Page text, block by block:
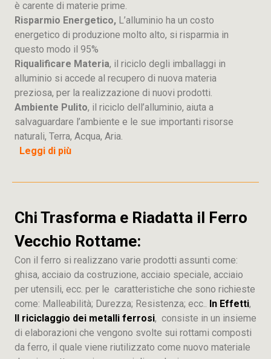
è carente di materie prime.
Risparmio Energetico, L’alluminio ha un costo
energetico di produzione molto alto, si risparmia in
questo modo il 95%
Riqualificare Materia, il riciclo degli imballaggi in
alluminio si accede al recupero di nuova materia
preziosa, per la realizzazione di nuovi prodotti.
Ambiente Pulito, il riciclo dell’alluminio, aiuta a
salvaguardare l’ambiente e le sue importanti risorse
naturali, Terra, Acqua, Aria.
Leggi di più
Chi Trasforma e Riadatta il Ferro
Vecchio Rottame:
Con il ferro si realizzano varie prodotti assunti come:
ghisa, acciaio da costruzione, acciaio speciale, acciaio
per utensili, ecc. per le caratteristiche che sono richieste
come: Malleabilità; Durezza; Resistenza; ecc.. In Effetti,
Il riciclaggio dei metalli ferrosi, consiste in un insieme
di elaborazioni che vengono svolte sui rottami composti
da ferro, il quale viene riutilizzato come nuovo materiale